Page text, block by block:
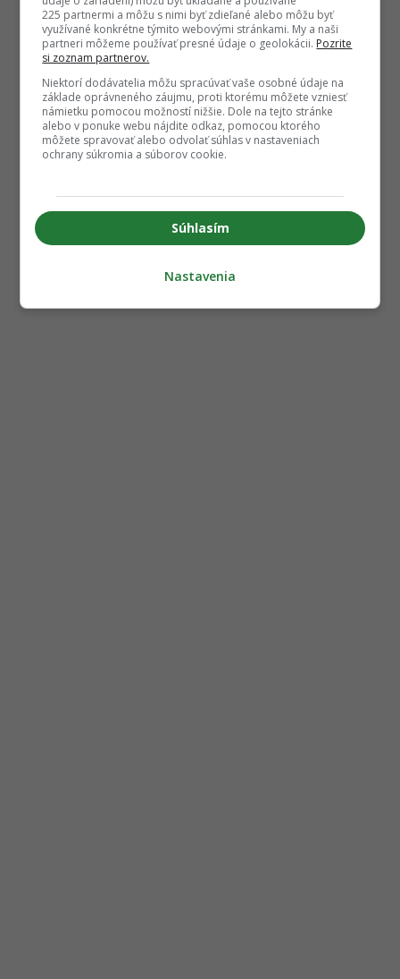
225 partnermi a môžu s nimi byť zdieľané alebo môžu byť
využívané konkrétne týmito webovými stránkami. My a naši
partneri môžeme používať presné údaje o geolokácii. Pozrite
si zoznam partnerov.
Niektorí dodávatelia môžu spracúvať vaše osobné údaje na
základe oprávneného záujmu, proti ktorému môžete vzniesť
námietku pomocou možností nižšie. Dole na tejto stránke
alebo v ponuke webu nájdite odkaz, pomocou ktorého
môžete spravovať alebo odvolať súhlas v nastaveniach
ochrany súkromia a súborov cookie.
Súhlasím
Nastavenia